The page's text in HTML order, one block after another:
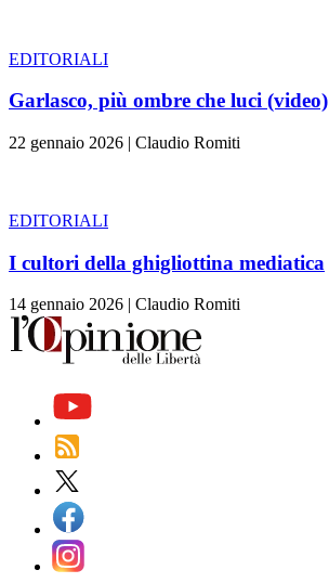
EDITORIALI
Garlasco, più ombre che luci (video)
22 gennaio 2026 | Claudio Romiti
EDITORIALI
I cultori della ghigliottina mediatica
14 gennaio 2026 | Claudio Romiti